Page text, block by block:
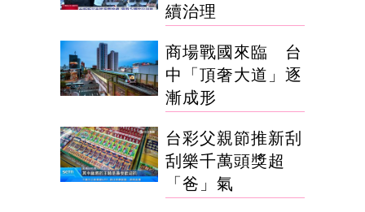
續治理
商場戰國來臨 台
中「頂奢大道」逐
漸成形
台彩父親節推新刮
刮樂千萬頭獎超
「爸」氣